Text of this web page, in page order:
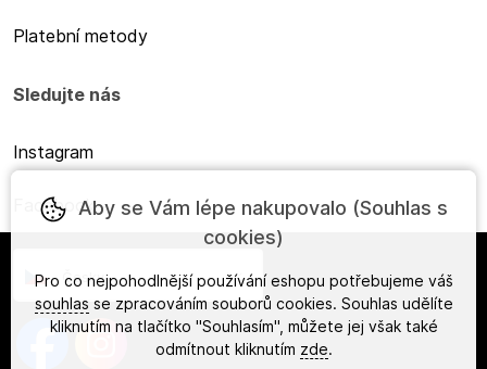
Platební metody
Sledujte nás
Instagram
Facebook
Česky
Aby se Vám lépe nakupovalo (Souhlas s
cookies)
Pro co nejpohodlnější používání eshopu potřebujeme váš
souhlas se zpracováním souborů cookies. Souhlas udělíte
kliknutím na tlačítko "Souhlasím", můžete jej však také
odmítnout kliknutím zde.